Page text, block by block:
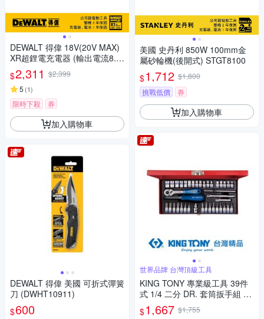
DEWALT 得偉 18V(20V MAX)
XR超鋰電充電器 (輸出電流8.0
A) (DCB118)
$2,311 $2,399
5 (1)
限時下殺 券
加入購物車
DEWALT 得偉 美國 可折式彈簧
刀 (DWHT10911)
$600
美國 史丹利 850W 100mm金
屬砂輪機(後開式) STGT8100
$1,712 $1,800
挑戰低價
券
加入購物車
世界品牌 台灣頂級工具
KING TONY 專業級工具 39件
式 1/4 二分 DR. 套筒扳手組 (K
T2539MR)
$1,667 $1,755